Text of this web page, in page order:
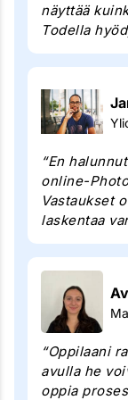
näyttää
Todella
“En
online-
Vastaukset
laskentaa
“Oppilaani
avulla he
oppia